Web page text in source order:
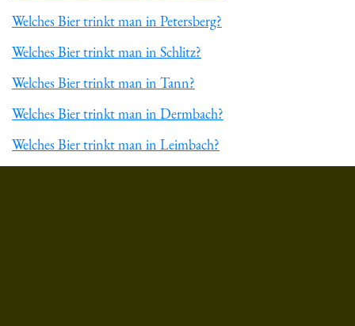
Welches Bier trinkt man in Petersberg?
Welches Bier trinkt man in Schlitz?
Welches Bier trinkt man in Tann?
Welches Bier trinkt man in Dermbach?
Welches Bier trinkt man in Leimbach?